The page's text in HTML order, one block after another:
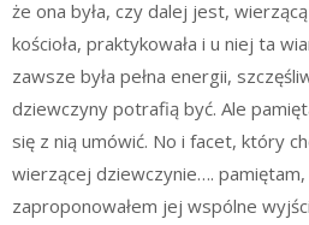
że ona była, czy dalej jest,
kościoła, praktykowała i u niej ta
zawsze była pełna energii,
dziewczyny potrafią być. Ale
się z nią umówić. No i facet, który
wierzącej dziewczynie….
zaproponowałem jej wspólne